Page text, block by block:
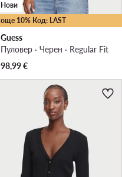
още 10% Код: LAST
Нови
Guess
Пуловер · Черен · Regular Fit
98,99€